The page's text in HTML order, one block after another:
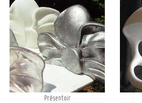
Présentoir